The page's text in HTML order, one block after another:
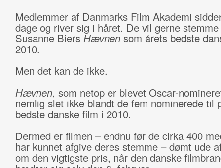
Medlemmer af Danmarks Film Akademi
dage og river sig i håret. De vil gerne stemme
Susanne Biers Hævnensom årets bedste
2010.
Men det kan de ikke.
Hævnen, som netop er blevet Oscar-
nemlig slet ikke blandt de fem nominerede til
bedste danske film i 2010.
Dermed er filmen – endnu før de cirka 400
har kunnet afgive deres stemme – dømt ude
om den vigtigste pris, når den danske